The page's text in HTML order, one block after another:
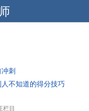
刺
不知道的得分技巧
目